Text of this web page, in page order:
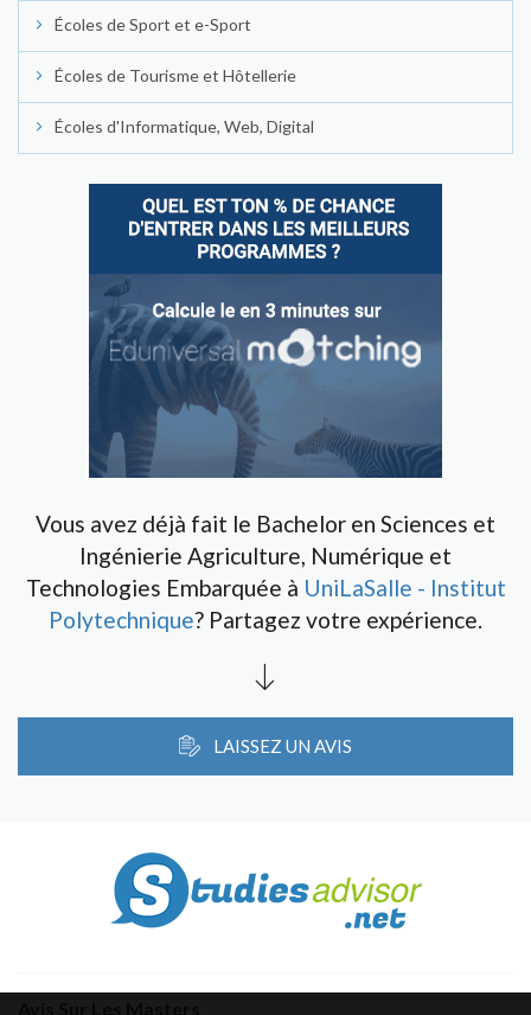
Écoles de Sport et e-Sport
Écoles de Tourisme et Hôtellerie
Écoles d'Informatique, Web, Digital
Vous avez déjà fait le Bachelor en Sciences et
Ingénierie Agriculture, Numérique et
Technologies Embarquée à UniLaSalle - Institut
Polytechnique? Partagez votre expérience.
LAISSEZ UN AVIS